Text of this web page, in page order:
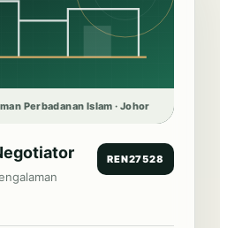
Perbadanan Islam · Johor
REN27528